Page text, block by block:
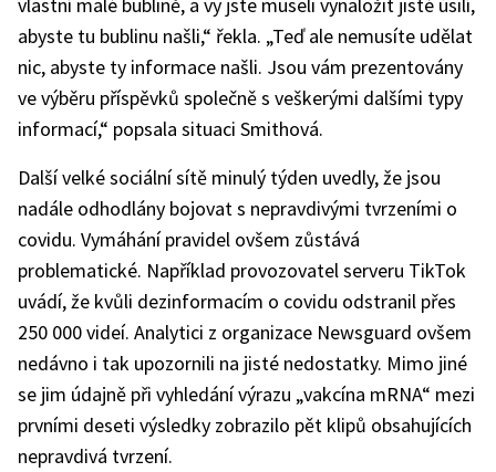
abyste tu bublinu našli,“ řekla. „Teď ale nemusíte udělat
nic, abyste ty informace našli. Jsou vám prezentovány
ve výběru příspěvků společně s veškerými dalšími typy
informací,“ popsala situaci Smithová.
Další velké sociální sítě minulý týden uvedly, že jsou
nadále odhodlány bojovat s nepravdivými tvrzeními o
covidu. Vymáhání pravidel ovšem zůstává
problematické. Například provozovatel serveru TikTok
uvádí, že kvůli dezinformacím o covidu odstranil přes
250 000 videí. Analytici z organizace Newsguard ovšem
nedávno i tak upozornili na jisté nedostatky. Mimo jiné
se jim údajně při vyhledání výrazu „vakcína mRNA“ mezi
prvními deseti výsledky zobrazilo pět klipů obsahujících
nepravdivá tvrzení.